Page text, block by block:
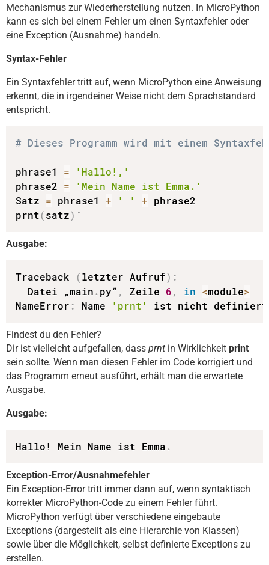
Mechanismus zur Wiederherstellung nutzen. In MicroPython
kann es sich bei einem Fehler um einen Syntaxfehler oder
eine Exception (Ausnahme) handeln.
Syntax-Fehler
Ein Syntaxfehler tritt auf, wenn MicroPython eine Anweisung
erkennt, die in irgendeiner Weise nicht dem Sprachstandard
entspricht.
# Dieses Programm wird mit einem
phrase1 =
'Hallo!,'
phrase2 =
'Mein Name ist Emma.'
Satz = phrase1 + ' ' + phrase2
prnt(satz) `
Ausgabe:
Traceback (letzter Aufruf) :
  Datei „main
. py“ , Zeile 6, in <module>
NameError : Name 'prnt' ist nicht definiert
Findest du den Fehler?
Dir ist vielleicht aufgefallen, dass prnt in Wirklichkeit print
sein sollte. Wenn man diesen Fehler im Code korrigiert und
das Programm erneut ausführt, erhält man die erwartete
Ausgabe.
Ausgabe:
Hallo! Mein Name ist Emma.
Exception-Error/Ausnahmefehler
Ein Exception-Error tritt immer dann auf, wenn syntaktisch
korrekter MicroPython-Code zu einem Fehler führt.
MicroPython verfügt über verschiedene eingebaute
Exceptions (dargestellt als eine Hierarchie von Klassen)
sowie über die Möglichkeit, selbst definierte Exceptions zu
erstellen.